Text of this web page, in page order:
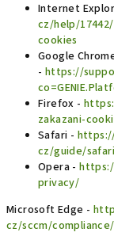
Internet
cz/help/
cookies
Google
- https://
Firefox -
zakazani-
Safari -
cz/guide/
Opera -
privacy/
Microsoft Edge -
cz/sccm/